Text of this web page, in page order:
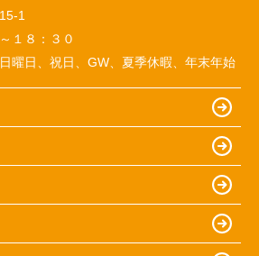
1
１８：３０
曜日、祝日、GW、夏季休暇、年末年始